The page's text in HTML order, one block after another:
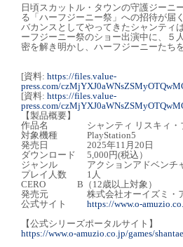
日頃スカットル・タウンの守護ジーニ
る「ハーフジーニー祭」への招待が届く
バカンスとしてやってきたシャンティ
ーフジーニー祭のショー出演中に、５
密を解き明かし、ハーフジーニーた
[資料: https://files.value-
press.com/
[資料: https://files.value-
press.com/
【製品概要】
作品名 シャンティ リスキィ・ブ
対象機種 PlayStation5
発売日 2025年11月20日
ダウンロード 5,000円(税込）
ジャンル アクションアドベンチ
プレイ人数 1人
CERO B（12歳以上対象）
発売元 株式会社オーイズミ・ア
公式サイト https://www.o-
【公式シリーズポータルサイト】
https://www.o-amuzio.co.jp/games/